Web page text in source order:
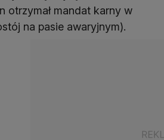
otrzymał mandat karny w
na pasie awaryjnym).